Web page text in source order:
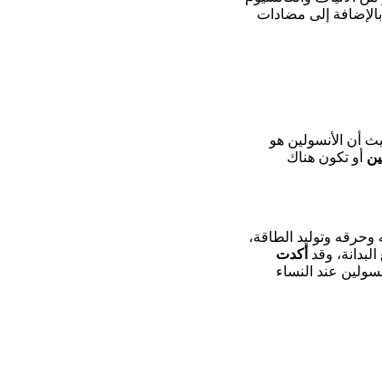
بالإضافة إلى مضادات
أن الأنسولين هو
أو تكون هناك
وحرقه وتوليد الطاقة،
وقد أكدت
عند النساء